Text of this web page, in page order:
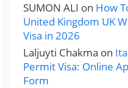
SUMON ALI on How
United Kingdom UK
Visa in 2026
Laljuyti Chakma on
Permit Visa: Online
Form